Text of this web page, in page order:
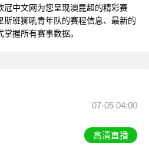
冠中文网为您呈现澳昆超的精彩赛
班狮吼青年队的赛程信息、最新的
握所有赛事数据。
07-05 04:00
高清直播